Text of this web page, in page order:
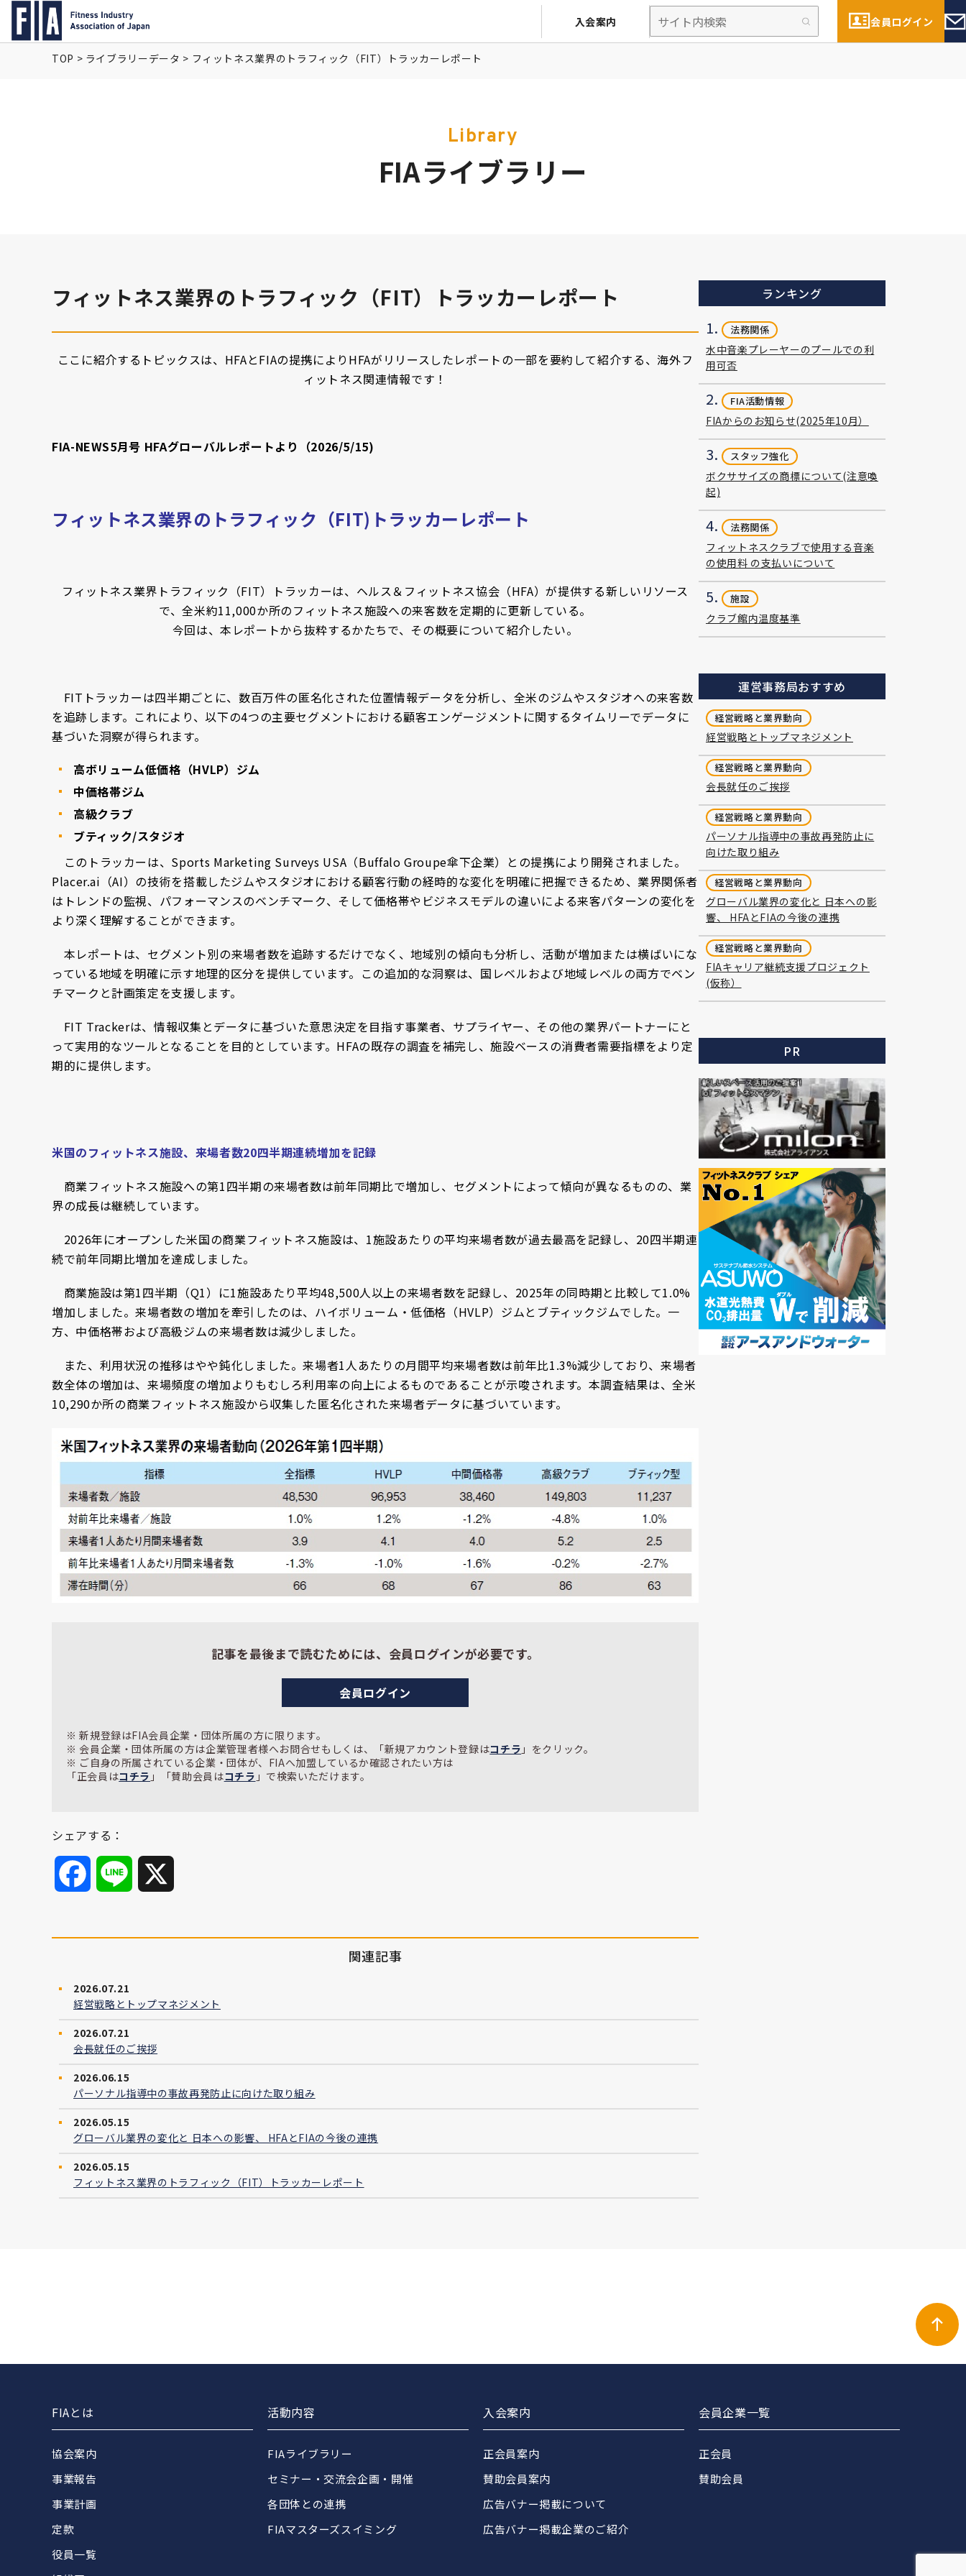
入会案内 会員ログイン
TOP > ライブラリーデータ > フィットネス業界のトラフィック（FIT）トラッカーレポート
Library
FIAライブラリー
フィットネス業界のトラフィック（FIT）トラッカーレポート
ここに紹介するトピックスは、 HFAとFIAの提携によりHFAがリリースしたレポートの一部を要約して紹介する、海外フ
ィットネス関連情報です！
FIA-NEWS5月号 HFAグローバルレポートより （2026/5/15)
フィットネス業界のトラフィック（FIT)トラッカーレポート
フィットネス業界トラフィック（FIT）トラッカーは、ヘルス＆フィットネス協会（HFA）が提供する新しいリソース
で、全米約11,000か所のフィットネス施設への来客数を定期的に更新している。
今回は、本レポートから抜粋するかたちで、その概要について紹介したい。
FITトラッカーは四半期ごとに、数百万件の匿名化された位置情報データを分析し、全米のジムやスタジオへの来客数
を追跡します。これにより、以下の4つの主要セグメントにおける顧客エンゲージメントに関するタイムリーでデータに
基づいた洞察が得られます。
高ボリューム低価格（HVLP）ジム
中価格帯ジム
高級クラブ
ブティック/スタジオ
このトラッカーは、Sports Marketing Surveys USA（Buffalo Groupe傘下企業）との提携により開発されました。
Placer.ai（AI）の技術を搭載したジムやスタジオにおける顧客行動の経時的な変化を明確に把握できるため、業界関係者
はトレンドの監視、パフォーマンスのベンチマーク、そして価格帯やビジネスモデルの違いによる来客パターンの変化を
より深く理解することができます。
本レポートは、セグメント別の来場者数を追跡するだけでなく、地域別の傾向も分析し、活動が増加または横ばいにな
っている地域を明確に示す地理的区分を提供しています。この追加的な洞察は、国レベルおよび地域レベルの両方でベン
チマークと計画策定を支援します。
FIT Trackerは、情報収集とデータに基づいた意思決定を目指す事業者、サプライヤー、その他の業界パートナーにと
って実用的なツールとなることを目的としています。HFAの既存の調査を補完し、施設ベースの消費者需要指標をより定
期的に提供します。
米国のフィットネス施設、来場者数20四半期連続増加を記録
商業フィットネス施設への第1四半期の来場者数は前年同期比で増加し、セグメントによって傾向が異なるものの、業
界の成長は継続しています。
2026年にオープンした米国の商業フィットネス施設は、1施設あたりの平均来場者数が過去最高を記録し、20四半期連
続で前年同期比増加を達成しました。
商業施設は第1四半期（Q1）に1施設あたり平均48,500人以上の来場者数を記録し、2025年の同時期と比較して1.0%
増加しました。来場者数の増加を牽引したのは、ハイボリューム・低価格（HVLP）ジムとブティックジムでした。一
方、中価格帯および高級ジムの来場者数は減少しました。
また、利用状況の推移はやや鈍化しました。来場者1人あたりの月間平均来場者数は前年比1.3%減少しており、来場者
数全体の増加は、来場頻度の増加よりもむしろ利用率の向上によるものであることが示唆されます。本調査結果は、全米
10,290か所の商業フィットネス施設から収集した匿名化された来場者データに基づいています。
記事を最後まで読むためには、会員ログインが必要です。
会員ログイン
※ 新規登録はFIA会員企業・団体所属の方に限ります。
※ 会員企業・団体所属の方は企業管理者様へお問合せもしくは、「新規アカウント登録はコチラ 」をクリック。
※ ご自身の所属されている企業・団体が、FIAへ加盟しているか確認されたい方は
「正会員はコチラ 」「賛助会員はコチラ 」で検索いただけます。
シェアする：
Facebook Line
関連記事
2026.07.21
経営戦略とトップマネジメント
2026.07.21
会長就任のご挨拶
2026.06.15
パーソナル指導中の事故再発防止に向けた取り組み
2026.05.15
グローバル業界の変化と 日本への影響、 HFAとFIAの今後の連携
2026.05.15
フィットネス業界のトラフィック（FIT）トラッカーレポート
ランキング
1. 法務関係
水中音楽プレーヤーのプールでの利
用可否
2. FIA活動情報
FIAからのお知らせ(2025年10月）
3. スタッフ強化
ボクササイズの商標について(注意喚
起)
4. 法務関係
フィットネスクラブで使用する音楽
の使用料 の支払いについて
5. 施設
クラブ館内温度基準
運営事務局おすすめ
経営戦略と業界動向
経営戦略とトップマネジメント
経営戦略と業界動向
会長就任のご挨拶
経営戦略と業界動向
パーソナル指導中の事故再発防止に
向けた取り組み
経営戦略と業界動向
グローバル業界の変化と 日本への影
響、 HFAとFIAの今後の連携
経営戦略と業界動向
FIAキャリア継続支援プロジェクト
(仮称）
PR
FIAとは
協会案内
事業報告
事業計画
定款
役員一覧
活動内容
FIAライブラリー
セミナー・交流会企画・開催
各団体との連携
FIAマスターズスイミング
入会案内
正会員案内
賛助会員案内
広告バナー掲載について
広告バナー掲載企業のご紹介
会員企業一覧
正会員
賛助会員